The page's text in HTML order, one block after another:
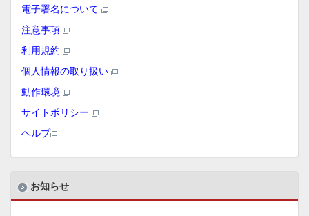
電子署名について
注意事項
利用規約
個人情報の取り扱い
動作環境
サイトポリシー
ヘルプ
お知らせ